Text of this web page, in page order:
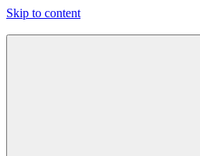
Skip to content